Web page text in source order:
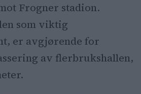
Frogner stadion.
som viktig
er avgjørende for
av flerbrukshallen,